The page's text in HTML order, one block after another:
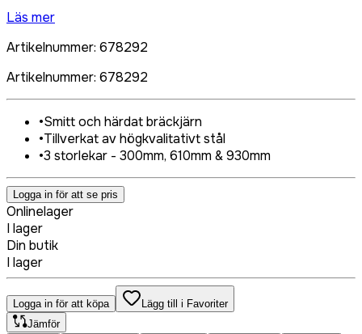
Läs mer
Artikelnummer: 678292
Artikelnummer: 678292
•Smitt och härdat bräckjärn
•Tillverkat av högkvalitativt stål
•3 storlekar - 300mm, 610mm & 930mm
Logga in för att se pris
Onlinelager
I lager
Din butik
I lager
Logga in för att köpa
Lägg till i Favoriter
Jämför